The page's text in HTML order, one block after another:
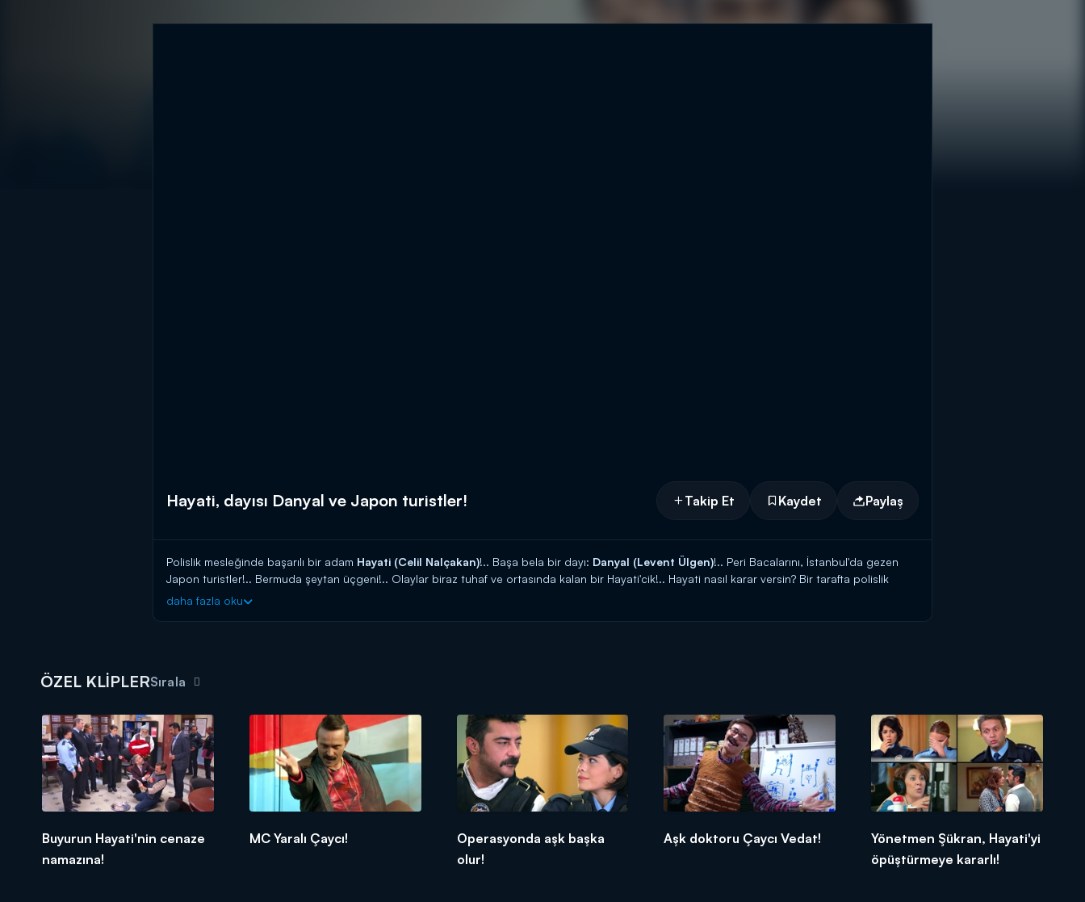
Hayati, dayısı Danyal ve Japon turistler! Takip Et Kaydet Paylaş
Polislik mesleğinde başarılı bir adam Hayati (Celil Nalçakan)!.. Başa bela bir dayı: Danyal (Levent Ülgen)!.. Peri Bacalarını, İstanbul'da gezen
Japon turistler!.. Bermuda şeytan üçgeni!.. Olaylar biraz tuhaf ve ortasında kalan bir Hayati'cik!.. Hayati nasıl karar versin? Bir tarafta polislik
mesleği, bir tarafta (ne kadar iyi niyetli bir fır-döndü de olsa) dayısı!..
daha fazla oku
ÖZEL KLİPLERSırala
Buyurun Hayati'nin cenaze
namazına!
MC Yaralı Çaycı!
Operasyonda aşk başka
olur!
Aşk doktoru Çaycı Vedat!
Yönetmen Şükran, Hayati'yi
öpüştürmeye kararlı!